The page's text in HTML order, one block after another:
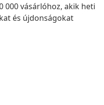
000 vásárlóhoz, akik heti
és újdonságokat